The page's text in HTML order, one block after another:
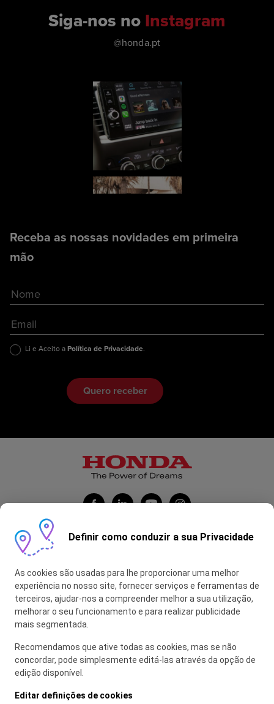
Siga-nos no Instagram
@honda.pt
Receba as nossas novidades em primeira
mão
Li e Aceito a Política de Privacidade.
Honda Portugal Automóveis
Contas Feitas
myHONDA
Glossário
Política de Utilização de Cookies
Definir como conduzir a sua Privacidade
As cookies são usadas para lhe proporcionar uma melhor
experiência no nosso site, fornecer serviços e ferramentas de
terceiros, ajudar-nos a compreender melhor a sua utilização,
melhorar o seu funcionamento e para realizar publicidade
mais segmentada.
Recomendamos que ative todas as cookies, mas se não
concordar, pode simplesmente editá-las através da opção de
edição disponível.
Editar definições de cookies